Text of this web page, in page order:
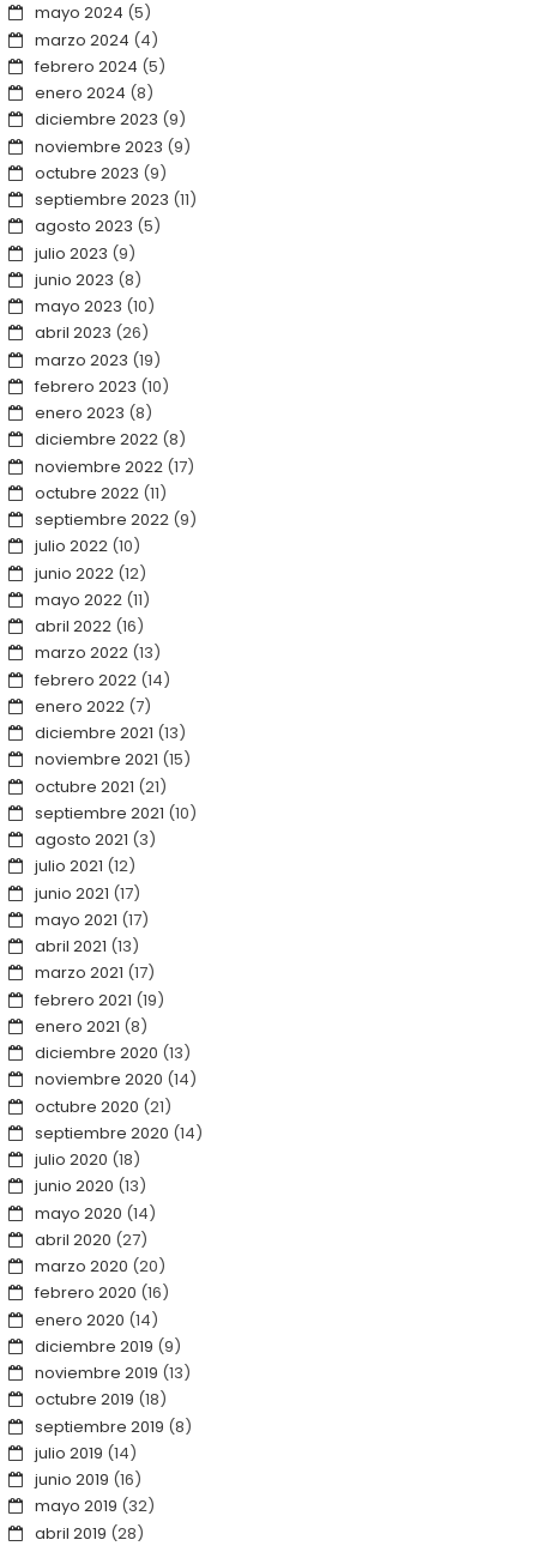
mayo 2024 (5)
marzo 2024 (4)
febrero 2024 (5)
enero 2024 (8)
diciembre 2023 (9)
noviembre 2023 (9)
octubre 2023 (9)
septiembre 2023 (11)
agosto 2023 (5)
julio 2023 (9)
junio 2023 (8)
mayo 2023 (10)
abril 2023 (26)
marzo 2023 (19)
febrero 2023 (10)
enero 2023 (8)
diciembre 2022(8)
noviembre 2022(17)
octubre 2022(11)
septiembre 2022(9)
julio 2022(10)
junio 2022(12)
mayo 2022(11)
abril 2022(16)
marzo 2022(13)
febrero 2022(14)
enero 2022(7)
diciembre 2021 (13)
noviembre 2021 (15)
octubre 2021 (21)
septiembre 2021 (10)
agosto 2021 (3)
julio 2021 (12)
junio 2021 (17)
mayo 2021 (17)
abril 2021 (13)
marzo 2021 (17)
febrero 2021 (19)
enero 2021 (8)
diciembre 2020 (13)
noviembre 2020 (14)
octubre 2020 (21)
septiembre 2020 (14)
julio 2020 (18)
junio 2020 (13)
mayo 2020 (14)
abril 2020 (27)
marzo 2020 (20)
febrero 2020 (16)
enero 2020 (14)
diciembre 2019 (9)
noviembre 2019 (13)
octubre 2019 (18)
septiembre 2019 (8)
julio 2019 (14)
junio 2019 (16)
mayo 2019 (32)
abril 2019 (28)